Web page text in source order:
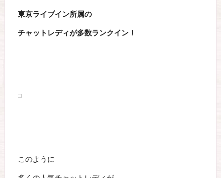
東京ライブイン所属の
チャットレディが多数ランクイン！
このように